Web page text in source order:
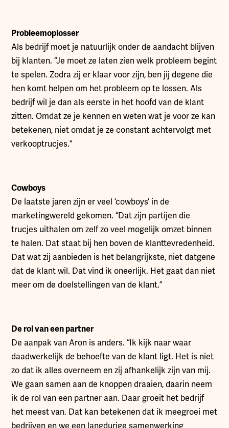
Probleemoplosser
Als bedrijf moet je natuurlijk onder de aandacht blijven
bij klanten. “Je moet ze laten zien welk probleem begint
te spelen. Zodra zij er klaar voor zijn, ben jij degene die
hen komt helpen om het probleem op te lossen. Als
bedrijf wil je dan als eerste in het hoofd van de klant
zitten. Omdat ze je kennen en weten wat je voor ze kan
betekenen, niet omdat je ze constant achtervolgt met
verkooptrucjes.”
Cowboys
De laatste jaren zijn er veel ‘cowboys’ in de
marketingwereld gekomen. “Dat zijn partijen die
trucjes uithalen om zelf zo veel mogelijk omzet binnen
te halen. Dat staat bij hen boven de klanttevredenheid.
Dat wat zij aanbieden is het belangrijkste, niet datgene
dat de klant wil. Dat vind ik oneerlijk. Het gaat dan niet
meer om de doelstellingen van de klant.”
De rol van een partner
De aanpak van Aron is anders. “Ik kijk naar waar
daadwerkelijk de behoefte van de klant ligt. Het is niet
zo dat ik alles overneem en zij afhankelijk zijn van mij.
We gaan samen aan de knoppen draaien, daarin neem
ik de rol van een partner aan. Daar groeit het bedrijf
het meest van. Dat kan betekenen dat ik meegroei met
bedrijven en we een langdurige samenwerking